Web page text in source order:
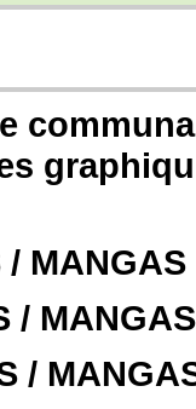
/
/
/